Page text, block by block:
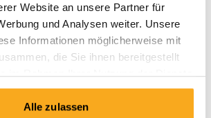
Website an unsere Partner für
und Analysen weiter. Unsere
Informationen möglicherweise mit
die Sie ihnen bereitgestellt
im Rahmen Ihrer Nutzung der Dienste
Alle zulassen
die Uhr für Sie da! Nutzen Sie unseren
eine Antwort zu erhalten. Klicken
wählen Sie Ihre Art der
aus und stellen Sie Ihre Frage. Sie
unter hello-de@onthatass.com. Wir
Frage innerhalb von 3 Werktagen zu
73 303 41 75 (Mo–Fr, 09:00–12:00).